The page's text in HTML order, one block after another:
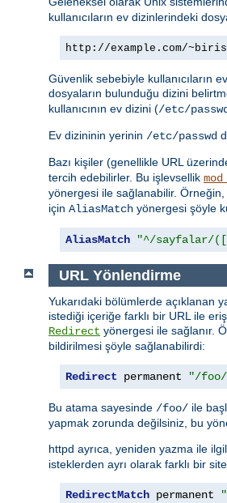
kullanıcıların ev dizinlerindeki
http://example.com/
Güvenlik sebebiyle kullanıcıların
dosyaların bulunduğu dizini
kullanıcının ev dizini (/etc/passwd
Ev dizininin yerinin /etc/passwd
Bazı kişiler (genellikle URL
tercih edebilirler. Bu işlevsellik
yönergesi ile sağlanabilir. Örneğin,
için AliasMatch yönergesi şöyle
AliasMatch "^/sayfalar/
URL Yönlendirme
Yukarıdaki bölümlerde açıklanan
istediği içeriğe farklı bir URL ile
Redirect yönergesi ile sağlanır.
bildirilmesi şöyle sağlanabilirdi:
Redirect permanent "/
Bu atama sayesinde /foo/ ile
yapmak zorunda değilsiniz, bu
httpd ayrıca, yeniden yazma ile
isteklerden ayrı olarak farklı bir
RedirectMatch permanent